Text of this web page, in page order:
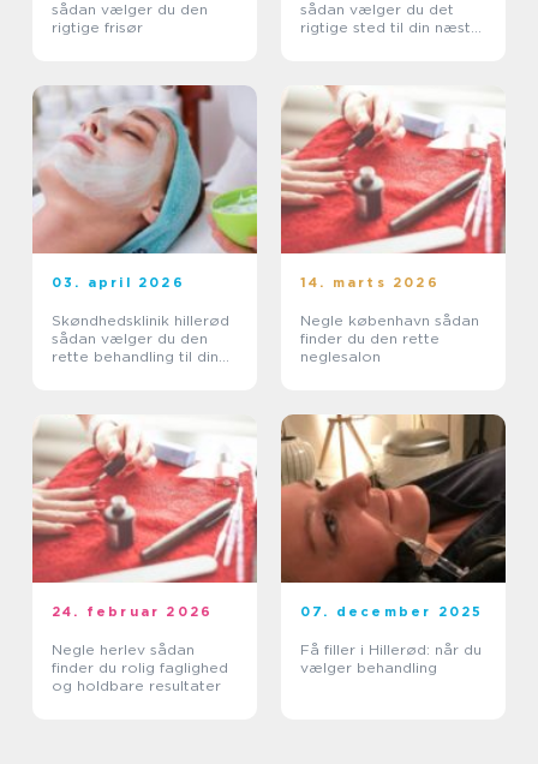
sådan vælger du den
rigtige frisør
sådan vælger du det
rigtige sted til din næste
03. april 2026
Skøndhedsklinik hillerød
sådan vælger du den
rette behandling til din
14. marts 2026
Negle københavn sådan
finder du den rette
neglesalon
24. februar 2026
Negle herlev sådan
finder du rolig faglighed
og holdbare resultater
07. december 2025
Få filler i Hillerød: når du
vælger behandling